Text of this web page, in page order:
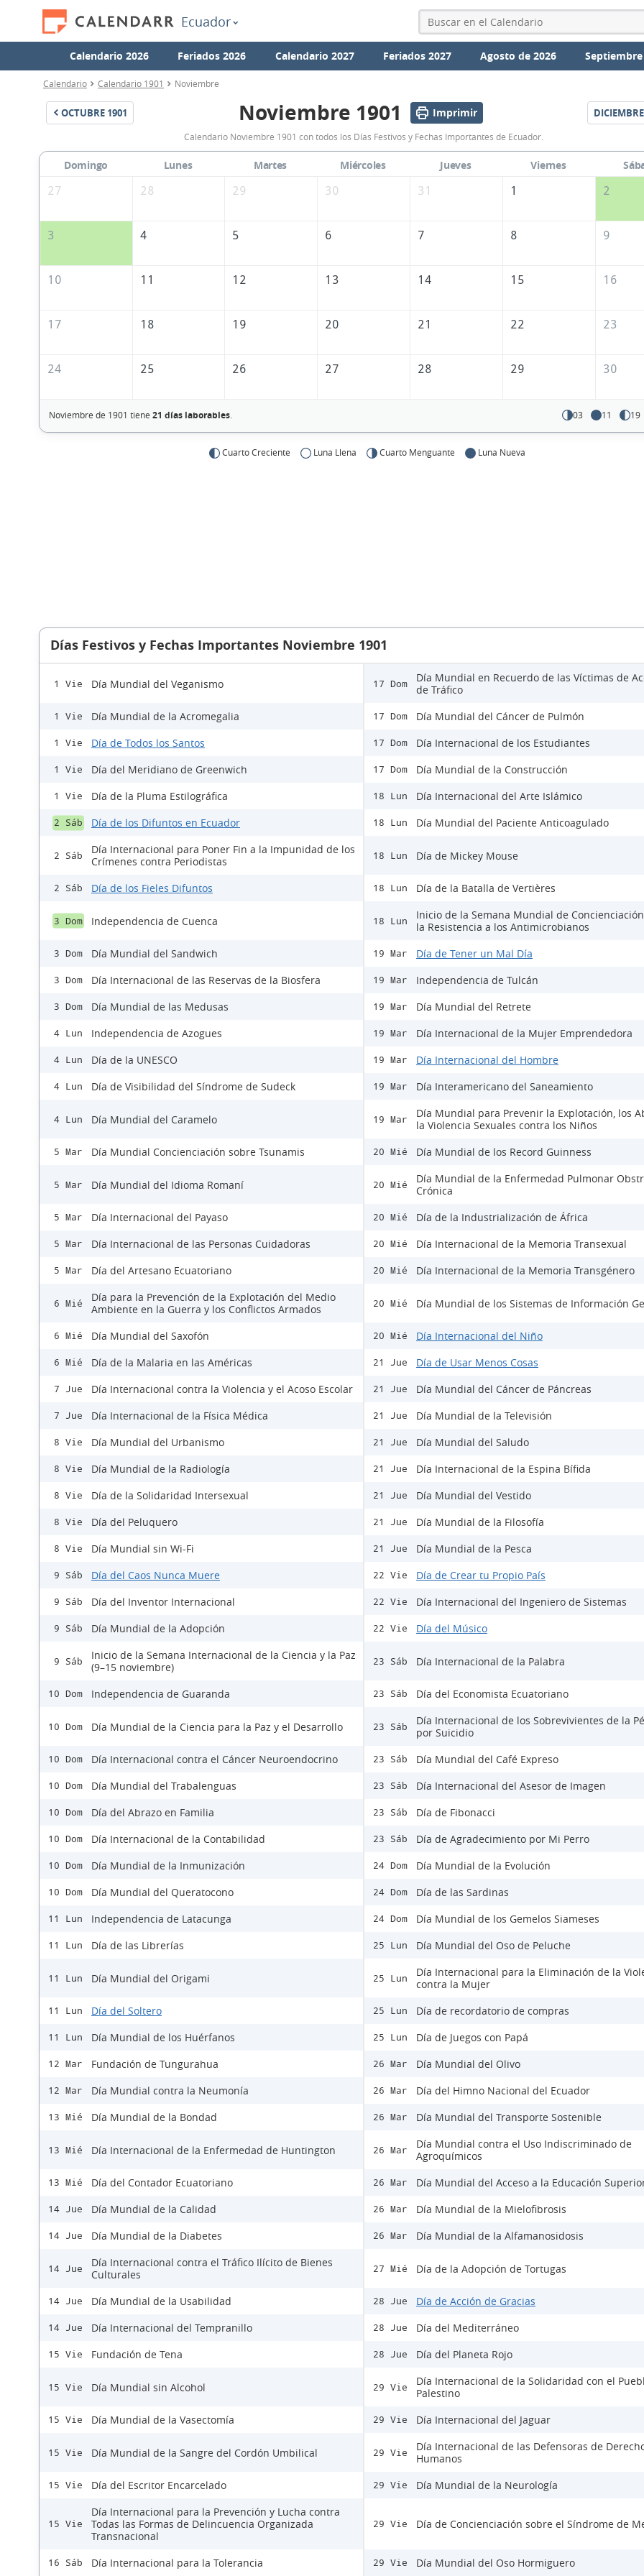
Ecuador
Calendario 2026 Feriados 2026 Calendario 2027 Feriados 2027 Agosto de 2026
Calendario Calendario 1901 Noviembre
OCTUBRE 1901
Calendario
Noviembre
1901
Ecuador
Noviembre 1901 Imprimir DICIEMBRE
Calendario Noviembre 1901 con todos los Días Festivos y Fechas Importantes de Ecuador.
Domingo Lunes Martes Miércoles Jueves Viernes
27
28 29 30 31 1 2
3 4 5 6 7 8 9
10 11 12 13 14 15 16
17 18 19 20 21 22 23
24 25 26 27 28 29 30
Noviembre de 1901 tiene 21 días laborables. 03 11 19
Cuarto Creciente Luna Llena Cuarto Menguante Luna Nueva
Días Festivos y Fechas Importantes Noviembre 1901
1 Vie Día Mundial del Veganismo
1 Vie Día Mundial de la Acromegalia
1 Vie Día de Todos los Santos
1 Vie Día del Meridiano de Greenwich
1 Vie Día de la Pluma Estilográfica
2 Sáb Día de los Difuntos en Ecuador
2 Sáb
Día Internacional para Poner Fin a la Impunidad de los
Crímenes contra Periodistas
2 Sáb Día de los Fieles Difuntos
3 Dom Independencia de Cuenca
3 Dom Día Mundial del Sandwich
3 Dom Día Internacional de las Reservas de la Biosfera
3 Dom Día Mundial de las Medusas
4 Lun Independencia de Azogues
4 Lun Día de la UNESCO
4 Lun Día de Visibilidad del Síndrome de Sudeck
4 Lun Día Mundial del Caramelo
5 Mar Día Mundial Concienciación sobre Tsunamis
5 Mar Día Mundial del Idioma Romaní
5 Mar Día Internacional del Payaso
5 Mar Día Internacional de las Personas Cuidadoras
5 Mar Día del Artesano Ecuatoriano
6 Mié
Día para la Prevención de la Explotación del Medio
Ambiente en la Guerra y los Conflictos Armados
6 Mié Día Mundial del Saxofón
6 Mié Día de la Malaria en las Américas
7 Jue Día Internacional contra la Violencia y el Acoso Escolar
7 Jue Día Internacional de la Física Médica
8 Vie Día Mundial del Urbanismo
8 Vie Día Mundial de la Radiología
8 Vie Día de la Solidaridad Intersexual
8 Vie Día del Peluquero
8 Vie Día Mundial sin Wi-Fi
9 Sáb Día del Caos Nunca Muere
9 Sáb Día del Inventor Internacional
9 Sáb Día Mundial de la Adopción
9 Sáb
Inicio de la Semana Internacional de la Ciencia y la Paz
(9–15 noviembre)
10 Dom Independencia de Guaranda
10 Dom Día Mundial de la Ciencia para la Paz y el Desarrollo
10 Dom Día Internacional contra el Cáncer Neuroendocrino
10 Dom Día Mundial del Trabalenguas
10 Dom Día del Abrazo en Familia
10 Dom Día Internacional de la Contabilidad
10 Dom Día Mundial de la Inmunización
10 Dom Día Mundial del Queratocono
11 Lun Independencia de Latacunga
11 Lun Día de las Librerías
11 Lun Día Mundial del Origami
11 Lun Día del Soltero
11 Lun Día Mundial de los Huérfanos
12 Mar Fundación de Tungurahua
12 Mar Día Mundial contra la Neumonía
13 Mié Día Mundial de la Bondad
13 Mié Día Internacional de la Enfermedad de Huntington
13 Mié Día del Contador Ecuatoriano
14 Jue Día Mundial de la Calidad
14 Jue Día Mundial de la Diabetes
14 Jue
Día Internacional contra el Tráfico Ilícito de Bienes
Culturales
14 Jue Día Mundial de la Usabilidad
14 Jue Día Internacional del Tempranillo
15 Vie Fundación de Tena
15 Vie Día Mundial sin Alcohol
15 Vie Día Mundial de la Vasectomía
15 Vie Día Mundial de la Sangre del Cordón Umbilical
15 Vie Día del Escritor Encarcelado
15 Vie
Día Internacional para la Prevención y Lucha contra
Todas las Formas de Delincuencia Organizada
Transnacional
16 Sáb Día Internacional para la Tolerancia
17 Dom
Día Mundial en Recuerdo de las Víctimas de
de Tráfico
17 Dom Día Mundial del Cáncer de Pulmón
17 Dom Día Internacional de los Estudiantes
17 Dom Día Mundial de la Construcción
18 Lun Día Internacional del Arte Islámico
18 Lun Día Mundial del Paciente Anticoagulado
18 Lun Día de Mickey Mouse
18 Lun Día de la Batalla de Vertières
18 Lun
Inicio de la Semana Mundial de
la Resistencia a los Antimicrobianos
19 Mar Día de Tener un Mal Día
19 Mar Independencia de Tulcán
19 Mar Día Mundial del Retrete
19 Mar Día Internacional de la Mujer Emprendedora
19 Mar Día Internacional del Hombre
19 Mar Día Interamericano del Saneamiento
19 Mar
Día Mundial para Prevenir la Explotación, los
la Violencia Sexuales contra los Niños
20 Mié Día Mundial de los Record Guinness
20 Mié
Día Mundial de la Enfermedad Pulmonar
Crónica
20 Mié Día de la Industrialización de África
20 Mié Día Internacional de la Memoria Transexual
20 Mié Día Internacional de la Memoria Transgénero
20 Mié Día Mundial de los Sistemas de Información
20 Mié Día Internacional del Niño
21 Jue Día de Usar Menos Cosas
21 Jue Día Mundial del Cáncer de Páncreas
21 Jue Día Mundial de la Televisión
21 Jue Día Mundial del Saludo
21 Jue Día Internacional de la Espina Bífida
21 Jue Día Mundial del Vestido
21 Jue Día Mundial de la Filosofía
21 Jue Día Mundial de la Pesca
22 Vie Día de Crear tu Propio País
22 Vie Día Internacional del Ingeniero de Sistemas
22 Vie Día del Músico
23 Sáb Día Internacional de la Palabra
23 Sáb Día del Economista Ecuatoriano
23 Sáb
Día Internacional de los Sobrevivientes de la
por Suicidio
23 Sáb Día Mundial del Café Expreso
23 Sáb Día Internacional del Asesor de Imagen
23 Sáb Día de Fibonacci
23 Sáb Día de Agradecimiento por Mi Perro
24 Dom Día Mundial de la Evolución
24 Dom Día de las Sardinas
24 Dom Día Mundial de los Gemelos Siameses
25 Lun Día Mundial del Oso de Peluche
25 Lun
Día Internacional para la Eliminación de la
contra la Mujer
25 Lun Día de recordatorio de compras
25 Lun Día de Juegos con Papá
26 Mar Día Mundial del Olivo
26 Mar Día del Himno Nacional del Ecuador
26 Mar Día Mundial del Transporte Sostenible
26 Mar
Día Mundial contra el Uso Indiscriminado de
Agroquímicos
26 Mar Día Mundial del Acceso a la Educación
26 Mar Día Mundial de la Mielofibrosis
26 Mar Día Mundial de la Alfamanosidosis
27 Mié Día de la Adopción de Tortugas
28 Jue Día de Acción de Gracias
28 Jue Día del Mediterráneo
28 Jue Día del Planeta Rojo
29 Vie
Día Internacional de la Solidaridad con el
Palestino
29 Vie Día Internacional del Jaguar
29 Vie
Día Internacional de las Defensoras de
Humanos
29 Vie Día Mundial de la Neurología
29 Vie Día de Concienciación sobre el Síndrome de
29 Vie Día Mundial del Oso Hormiguero